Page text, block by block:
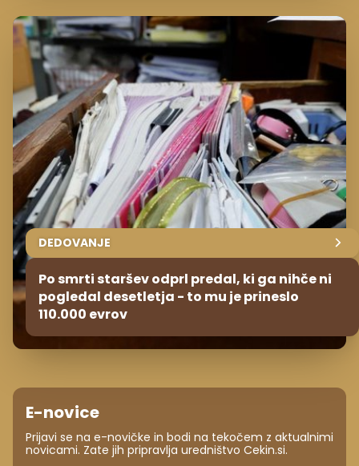
DEDOVANJE
Po smrti staršev odprl predal, ki ga nihče ni
pogledal desetletja - to mu je prineslo
110.000 evrov
E-novice
Prijavi se na e-novičke in bodi na tekočem z aktualnimi
novicami. Zate jih pripravlja uredništvo Cekin.si.